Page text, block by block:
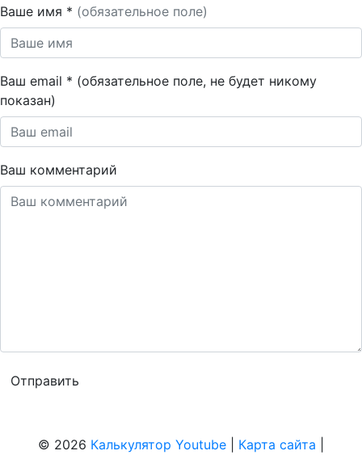
Ваше имя * (обязательное поле)
Ваш email * (обязательное поле, не будет никому
показан)
Ваш комментарий
© 2026 Калькулятор Youtube Карта сайта